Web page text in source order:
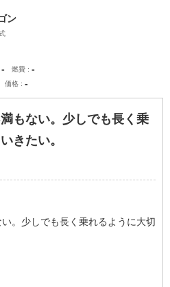
ン
- 燃費 -
価格 -
もない。少しでも長く乗
きたい。
。少しでも長く乗れるように大切